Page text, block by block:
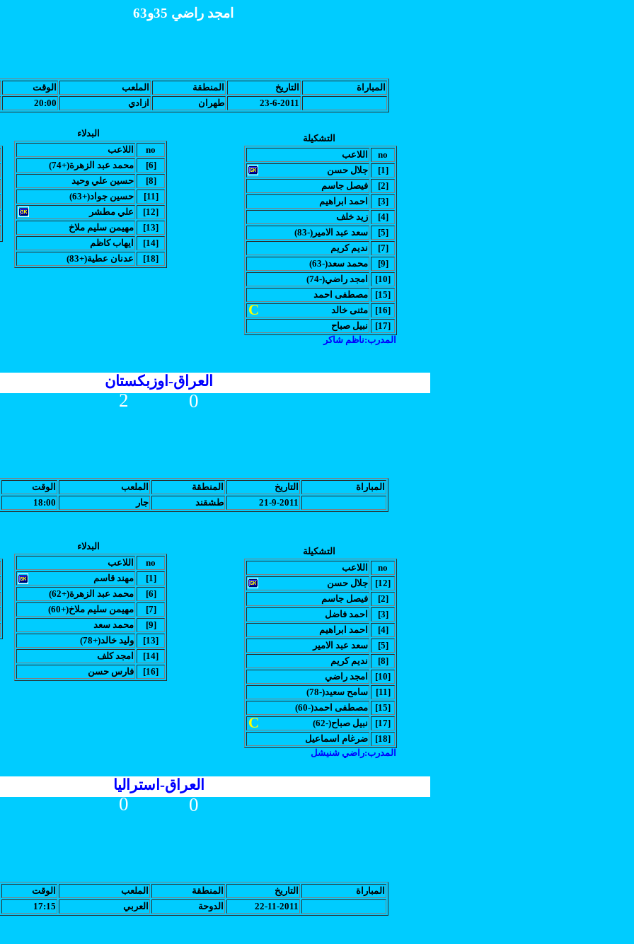
اللاعب
no
جلال حسن
[1]
فيصل جاسم
[2]
احمد ابراهيم
[3]
زيد خلف
[4]
(سعد عبد الامير(-83
[5]
نديم كريم
[7]
(محمد سعد(-63
[9]
(امجد راضي(-74
[10]
مصطفى احمد
[15]
مثنى خالد
[16]
نبيل صباح
[17]
الوقت الملعب المنطقة التاريخ
المباراة
20:00 ازادي طهران 23-6-2011
اللاعب
no
(محمد عبد الزهرة(+74
[6]
حسين علي وحيد
[8]
(حسين جواد(+63
[11]
علي مطشر
[12]
مهيمن سليم ملاخ
[13]
ايهاب كاظم
[14]
(عدنان عطية(+83
[18]
التشكيلة البدلاء
المدرب:ناظم شاكر
C
امجد راضي 35و63
اللاعب
no
جلال حسن
[12]
فيصل جاسم
[2]
احمد فاضل
[3]
احمد ابراهيم
[4]
سعد عبد الامير
[5]
نديم كريم
[8]
امجد راضي
[10]
(سامح سعيد(-78
[11]
(مصطفى احمد(-60
[15]
(نبيل صباح(-62
[17]
ضرغام اسماعيل
[18]
العراق-اوزبكستان
الوقت الملعب المنطقة التاريخ
المباراة
18:00 جار طشقند 21-9-2011
اللاعب
no
مهند قاسم
[1]
(محمد عبد الزهرة(+62
[6]
(مهيمن سليم ملاخ(+60
[7]
محمد سعد
[9]
(وليد خالد(+78
[13]
امجد كلف
[14]
فارس حسن
[16]
التشكيلة البدلاء
2 0
المدرب:راضي شنيشل
C
العراق-استراليا
الوقت الملعب المنطقة التاريخ
المباراة
17:15 العربي الدوحة 22-11-2011
0 0